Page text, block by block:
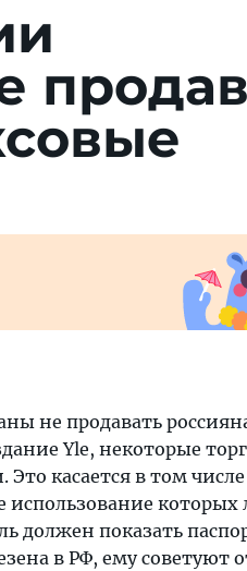
не продавать
Yle, некоторые
касается в том числе
которых
должен показать
в РФ, ему советуют